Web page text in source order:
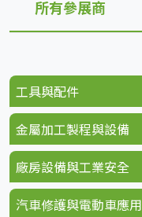
所有參展商
工具與配件
金屬加工製程與設備
廠房設備與工業安全
汽車修護與電動車應用